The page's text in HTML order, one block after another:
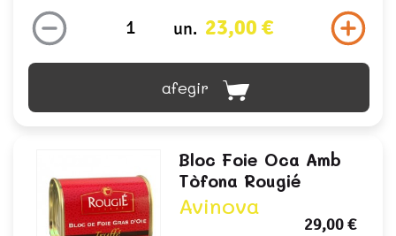
un. 23,00 €
afegir
Bloc Foie Oca Amb
Tòfona Rougié
Avinova
29,00 €